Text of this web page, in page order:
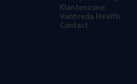
Klan­ten­zo­ne
Van­b­re­da Health
Con­tact